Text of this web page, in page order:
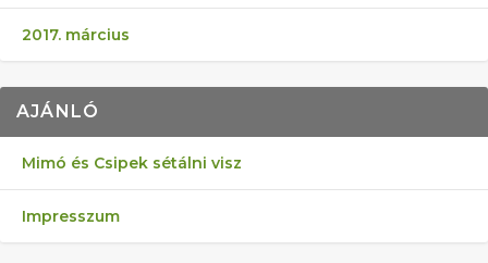
2017. március
AJÁNLÓ
Mimó és Csipek sétálni visz
Impresszum